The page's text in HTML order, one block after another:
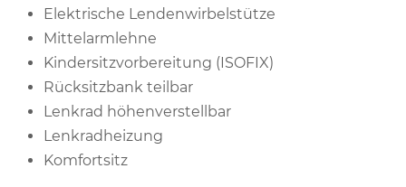
Elektrische Lendenwirbelstütze
Mittelarmlehne
Kindersitzvorbereitung (ISOFIX)
Rücksitzbank teilbar
Lenkrad höhenverstellbar
Lenkradheizung
Komfortsitz